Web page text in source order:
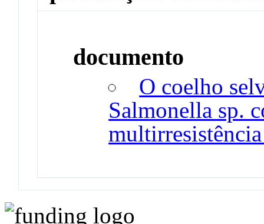
documento
O coelho
Salmonella sp.